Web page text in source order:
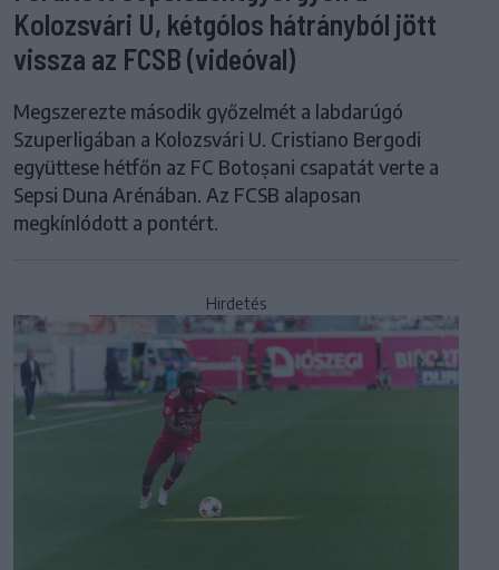
Kolozsvári U, kétgólos hátrányból jött
vissza az FCSB (videóval)
Megszerezte második győzelmét a labdarúgó
Szuperligában a Kolozsvári U. Cristiano Bergodi
együttese hétfőn az FC Botoșani csapatát verte a
Sepsi Duna Arénában. Az FCSB alaposan
megkínlódott a pontért.
Hirdetés